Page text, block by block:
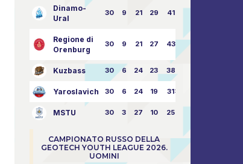
Dinamo-
Ural
30 9 21 29 41:70
Regione di
Orenburg
30 9 21 27 43:73
Kuzbass 30 6 24 23 38:76
Yaroslavich 30 6 24 19 31:80
MSTU 30 3 27 10 25:87
CAMPIONATO RUSSO DELLA
GEOTECH YOUTH LEAGUE 2026.
UOMINI